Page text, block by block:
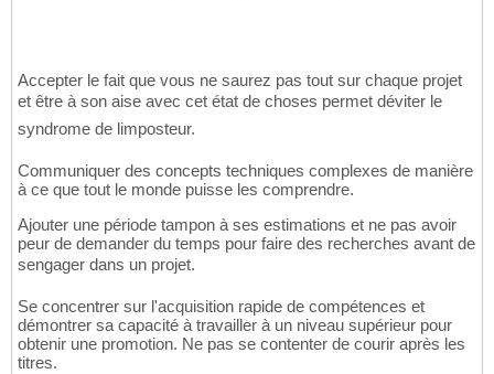
Accepter le fait que vous ne saurez pas tout sur chaque projet
et être à son aise avec cet état de choses permet déviter le
syndrome de limposteur.
Communiquer des concepts techniques complexes de manière
à ce que tout le monde puisse les comprendre.
Ajouter une période tampon à ses estimations et ne pas avoir
peur de demander du temps pour faire des recherches avant de
sengager dans un projet.
Se concentrer sur l'acquisition rapide de compétences et
démontrer sa capacité à travailler à un niveau supérieur pour
obtenir une promotion. Ne pas se contenter de courir après les
titres.